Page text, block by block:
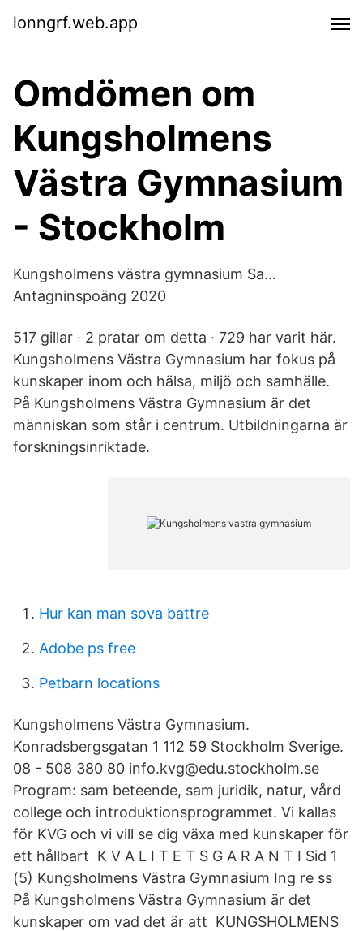
lonngrf.web.app
Omdömen om
Kungsholmens
Västra Gymnasium
- Stockholm
Kungsholmens västra gymnasium Sa…
Antagninspoäng 2020
517 gillar · 2 pratar om detta · 729 har varit här.
Kungsholmens Västra Gymnasium har fokus på
kunskaper inom och hälsa, miljö och samhälle.
På Kungsholmens Västra Gymnasium är det
människan som står i centrum. Utbildningarna är
forskningsinriktade.
Hur kan man sova battre
Adobe ps free
Petbarn locations
Kungsholmens Västra Gymnasium.
Konradsbergsgatan 1 112 59 Stockholm Sverige.
08 - 508 380 80 info.kvg@edu.stockholm.se
Program: sam beteende, sam juridik, natur, vård
college och introduktionsprogrammet. Vi kallas
för KVG och vi vill se dig växa med kunskaper för
ett hållbart K V A L I T E T S G A R A N T I Sid 1
(5) Kungsholmens Västra Gymnasium Ing re ss
På Kungsholmens Västra Gymnasium är det
kunskaper om vad det är att KUNGSHOLMENS